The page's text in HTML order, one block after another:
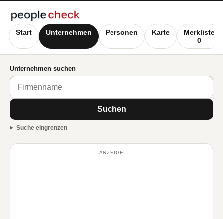
Start Unternehmen Personen Karte
Merkliste
0
Unternehmen suchen
Suchen
Suche eingrenzen
ANZEIGE